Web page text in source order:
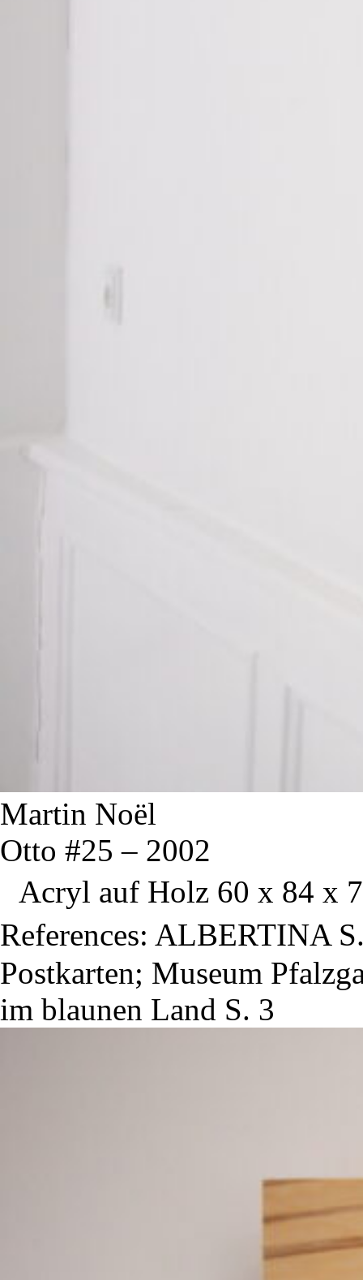
Martin Noël
Otto #25 – 2002
Acryl auf Holz 60 x 84 x
References: ALBERTINA
Postkarten; Museum
im blaunen Land S. 3